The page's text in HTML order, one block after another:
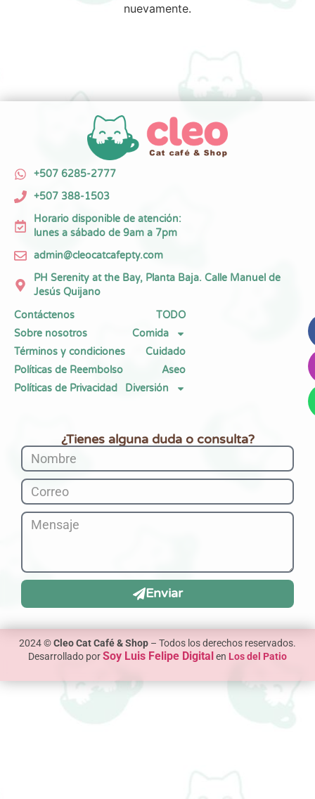
nuevamente.
+507 6285-2777
+507 388-1503
Horario disponible de atención:
lunes a sábado de 9am a 7pm
admin@cleocatcafepty.com
PH Serenity at the Bay, Planta Baja. Calle Manuel de
Jesús Quijano
Contáctenos
Sobre nosotros
Términos y condiciones
Políticas de Reembolso
Políticas de Privacidad
TODO
Comida
Cuidado
Aseo
Diversión
¿Tienes alguna duda o consulta?
Enviar
2024 ©Cleo Cat Café & Shop – Todos los derechos reservados.
Desarrollado porSoy Luis Felipe Digital en Los del Patio